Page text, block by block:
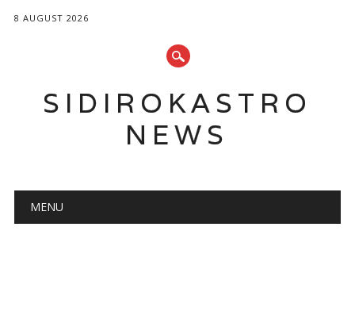
8 AUGUST 2026
SIDIROKASTRO
NEWS
Main menu
MENU